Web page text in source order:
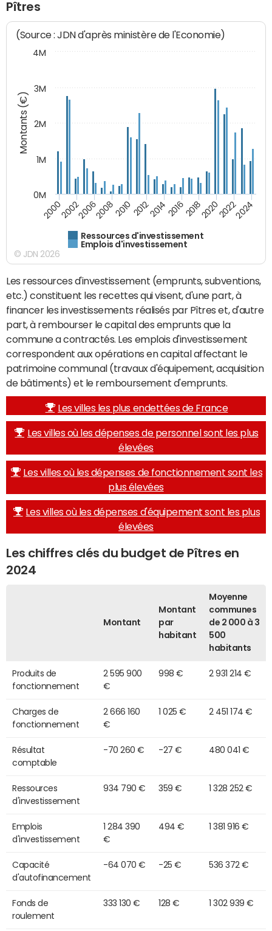
Pîtres
Montants (€)
(Source : JDN d'après ministère de l'Economie)
Ressources d'investissement
Emplois d'investissement
20002002200620082010 2012201420162018202020222024
0M
1M
2M
3M
4M
© JDN 2026
Les ressources d'investissement (emprunts, subventions,
etc.) constituent les recettes qui visent, d'une part, à
financer les investissements réalisés par Pîtres et, d'autre
part, à rembourser le capital des emprunts que la
commune a contractés. Les emplois d'investissement
correspondent aux opérations en capital affectant le
patrimoine communal (travaux d'équipement, acquisition
de bâtiments) et le remboursement d'emprunts.
Les villes les plus endettées de France
Les villes où les dépenses de personnel sont les plus
élevées
Les villes où les dépenses de fonctionnement sont les
plus élevées
Les villes où les dépenses d'équipement sont les plus
élevées
Les chiffres clés du budget de Pîtres en
2024
Montant
Montant
par
habitant
Moyenne
communes
de 2 000 à 3
500
habitants
Produits de
fonctionnement
2 595 900
€
998 € 2 931 214 €
Charges de
fonctionnement
2 666 160
€
1 025 € 2 451 174 €
Résultat
comptable
-70 260 € -27 € 480 041 €
Ressources
d'investissement
934 790 € 359 € 1 328 252 €
Emplois
d'investissement
1 284 390
€
494 € 1 381 916 €
Capacité
d'autofinancement
-64 070 € -25 € 536 372 €
Fonds de
roulement
333 130 € 128 € 1 302 939 €